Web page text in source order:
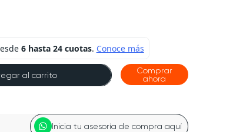
al carrito
Comprar
ahora
Inicia tu asesoría de compra aquí